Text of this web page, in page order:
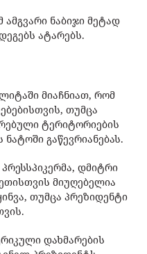
ამგვარი ნაბიჯი მეტად
ატარებს.
მიაჩნიათ, რომ
თუმცა
ტერიტორიების
ნატოში გაწევრიანებას.
დმიტრი
მიუღებელია
თუმცა პრეზიდენტი
დახმარების